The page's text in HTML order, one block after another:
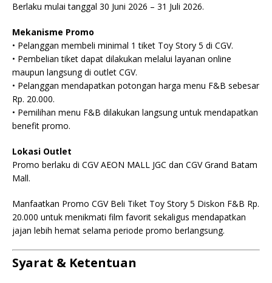
Berlaku mulai tanggal 30 Juni 2026 – 31 Juli 2026.
Mekanisme Promo
• Pelanggan membeli minimal 1 tiket Toy Story 5 di CGV.
• Pembelian tiket dapat dilakukan melalui layanan online
maupun langsung di outlet CGV.
• Pelanggan mendapatkan potongan harga menu F&B sebesar
Rp. 20.000.
• Pemilihan menu F&B dilakukan langsung untuk mendapatkan
benefit promo.
Lokasi Outlet
Promo berlaku di CGV AEON MALL JGC dan CGV Grand Batam
Mall.
Manfaatkan Promo CGV Beli Tiket Toy Story 5 Diskon F&B Rp.
20.000 untuk menikmati film favorit sekaligus mendapatkan
jajan lebih hemat selama periode promo berlangsung.
Syarat & Ketentuan